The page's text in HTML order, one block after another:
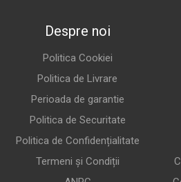
Despre noi
Politica Cookiei
Politica de Livrare
Perioada de garantie
Politica de Securitate
Politica de Confidențialitate
Termeni și Condiții